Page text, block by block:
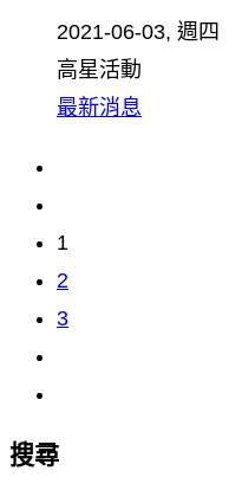
2021-06-03, 週四
高星活動
最新消息
1
2
3
搜尋